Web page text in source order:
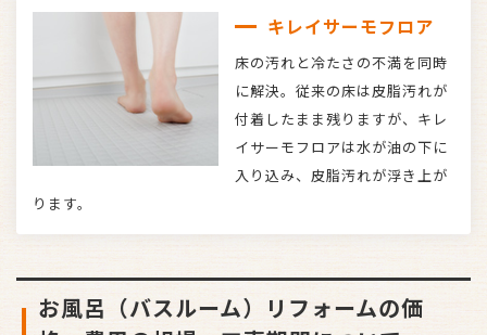
キレイサーモフロア
床の汚れと冷たさの不満を同時
に解決。従来の床は皮脂汚れが
付着したまま残りますが、キレ
イサーモフロアは水が油の下に
入り込み、皮脂汚れが浮き上が
ります。
お風呂（バスルーム）リフォームの価